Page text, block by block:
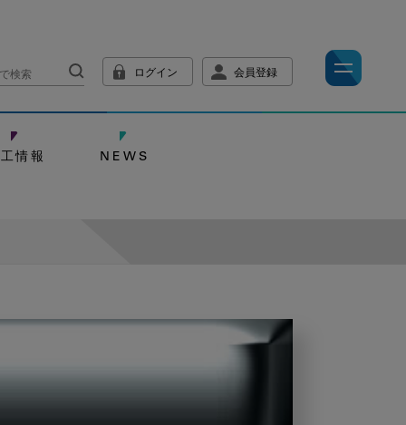
ログイン 会員登録
情報 NEWS